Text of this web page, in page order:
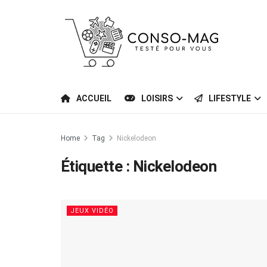
ACCUEIL LOISIRS LIFESTYLE
Home Tag Nickelodeon
Étiquette : Nickelodeon
JEUX VIDÉO